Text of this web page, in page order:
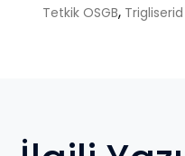
Tetkik OSGB, Trigliserid